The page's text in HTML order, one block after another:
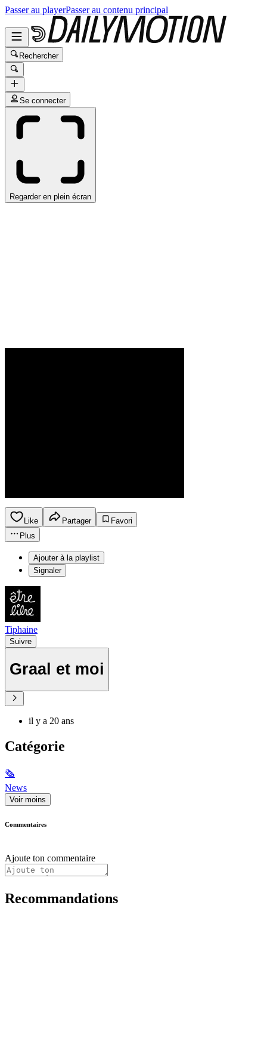
Passer au playerPasser au contenu principal
Rechercher
Se connecter
Regarder en plein écran
Like Partager
Favori
Plus
Ajouter à la playlist
Signaler
Tiphaine
Suivre
Graal et moi
il y a 20 ans
Catégorie
🗞
News
Voir moins
Commentaires
Ajoute ton commentaire
Recommandations